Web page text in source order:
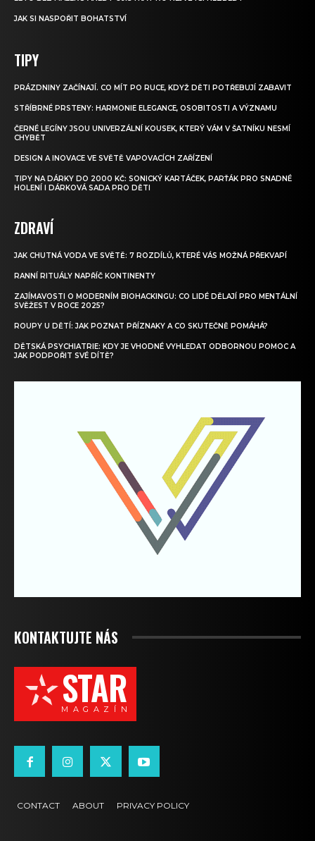
JAK SI NASPOŘIT BOHATSTVÍ
TIPY
PRÁZDNINY ZAČÍNAJÍ. CO MÍT PO RUCE, KDYŽ DĚTI POTŘEBUJÍ ZABAVIT
STŘÍBRNÉ PRSTENY: HARMONIE ELEGANCE, OSOBITOSTI A VÝZNAMU
ČERNÉ LEGÍNY JSOU UNIVERZÁLNÍ KOUSEK, KTERÝ VÁM V ŠATNÍKU NESMÍ
CHYBĚT
DESIGN A INOVACE VE SVĚTĚ VAPOVACÍCH ZAŘÍZENÍ
TIPY NA DÁRKY DO 2000 KČ: SONICKÝ KARTÁČEK, PARŤÁK PRO SNADNÉ
HOLENÍ I DÁRKOVÁ SADA PRO DĚTI
ZDRAVÍ
JAK CHUTNÁ VODA VE SVĚTĚ: 7 ROZDÍLŮ, KTERÉ VÁS MOŽNÁ PŘEKVAPÍ
RANNÍ RITUÁLY NAPŘÍČ KONTINENTY
ZAJÍMAVOSTI O MODERNÍM BIOHACKINGU: CO LIDÉ DĚLAJÍ PRO MENTÁLNÍ
SVĚŽEST V ROCE 2025?
ROUPY U DĚTÍ: JAK POZNAT PŘÍZNAKY A CO SKUTEČNĚ POMÁHÁ?
DĚTSKÁ PSYCHIATRIE: KDY JE VHODNÉ VYHLEDAT ODBORNOU POMOC A
JAK PODPOŘIT SVÉ DÍTĚ?
KONTAKTUJTE NÁS
STAR
M A G A Z Í N
CONTACT ABOUT PRIVACY POLICY